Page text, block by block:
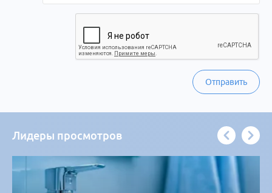
Отправить
Лидеры просмотров